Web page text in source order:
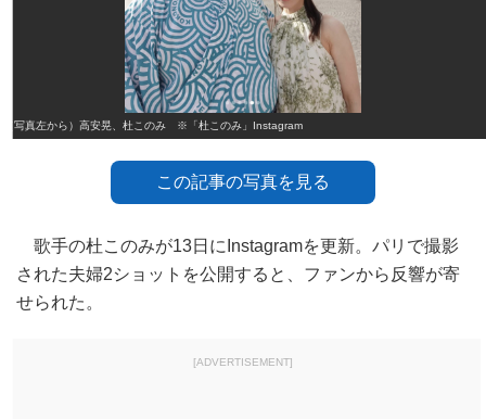
（写真左から）高安晃、杜このみ ※「杜このみ」Instagram
この記事の写真を見る
歌手の杜このみが13日にInstagramを更新。パリで撮影
された夫婦2ショットを公開すると、ファンから反響が寄
せられた。
[ADVERTISEMENT]